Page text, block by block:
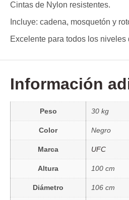
Cintas de Nylon resistentes.
Incluye: cadena, mosquetón y
Excelente para todos los niveles
Información
Peso 30 kg
Color Negro
Marca UFC
Altura 100 cm
Diámetro 106 cm